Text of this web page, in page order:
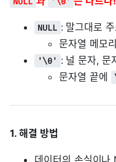
NULL : 말그대로
문자열 메모
'\0' : 널 문자, 문
문자열 끝에
1. 해결 방법
데이터의 손실이